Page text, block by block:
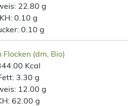
22.80 g
KH: 0.10 g
0.10 g
Flocken (dm, Bio)
Kcal
3.30 g
12.00 g
62.00 g